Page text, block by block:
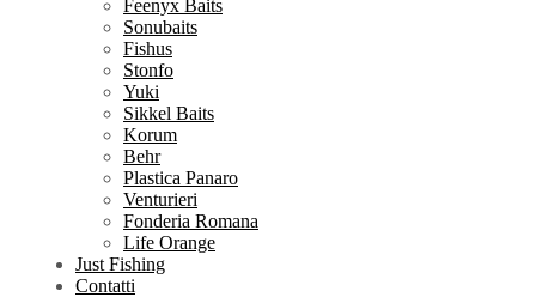
Feenyx Baits
Sonubaits
Fishus
Stonfo
Yuki
Sikkel Baits
Korum
Behr
Plastica Panaro
Venturieri
Fonderia Romana
Life Orange
Just Fishing
Contatti